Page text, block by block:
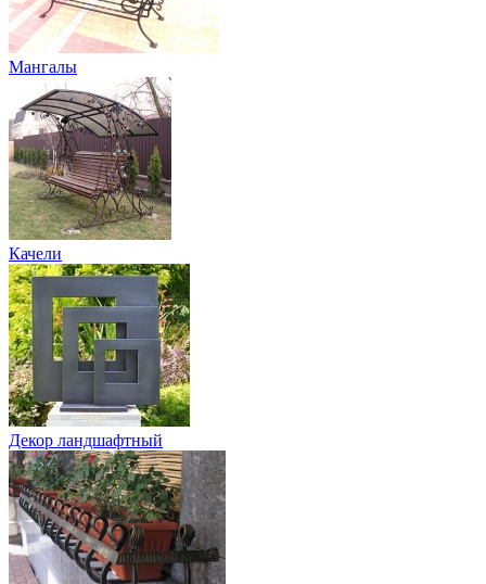
Мангалы
Качели
Декор ландшафтный